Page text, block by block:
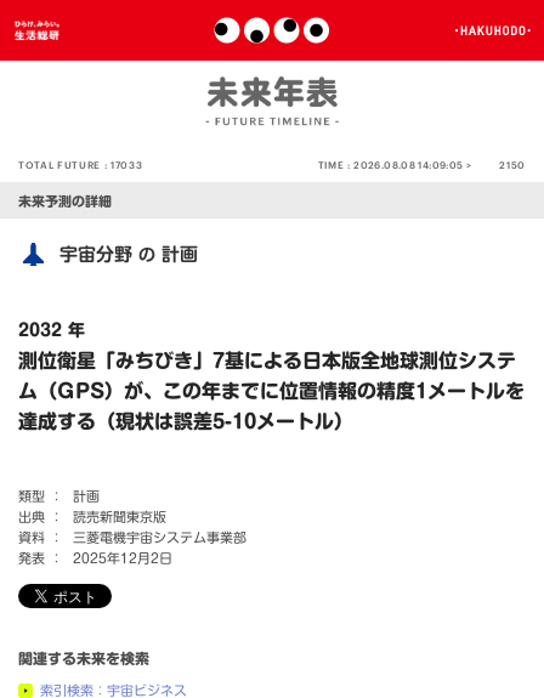
TOTAL FUTURE :17033 TIME :2026.08.08 14:09:05 > 2150
未来予測の詳細
宇宙分野 の 計画
2032 年
測位衛星「みちびき」7基による日本版全地球測位システ
ム（GPS）が、この年までに位置情報の精度1メートルを
達成する（現状は誤差5-10メートル）
類型 ：
計画
出典 ：
読売新聞東京版
資料 ：
三菱電機宇宙システム事業部
発表 ：
2025年12月2日
関連する未来を検索
索引検索：宇宙ビジネス